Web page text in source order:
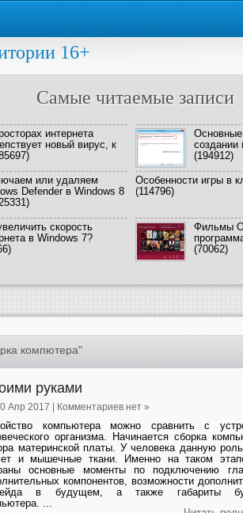
16+
Самые читаемые записи
интернета
новый вирус, к
создании
(194912)
или удаляем
Defender в Windows 8
Особенности игры в
(114796)
скорость
в Windows 7?
Фильмы
(70062)
компютера"
руками
Апр 2017 | Комментариев нет »
компьютера можно сравнить с
организма. Начинается сборка
материнской платы. У человека данную
и мышечные ткани. Именно на таком
основные моменты по подключению
компонентов, возможности
в будущем, а также габариты
...